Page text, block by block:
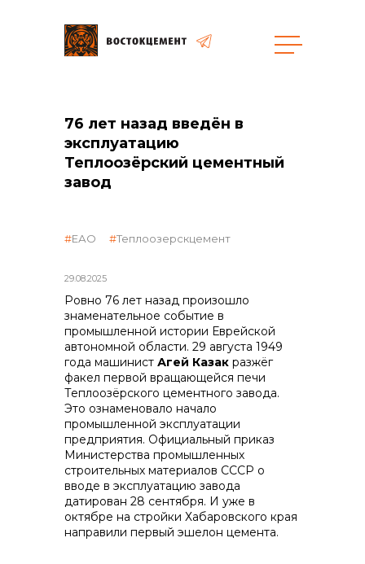
Закупки
общая информация
объявленные закупки
реализация неликвидов
контакты отдела закупок
76 лет назад введён в
эксплуатацию
Теплоозёрский цементный
завод
29.08.2025
ЕАО Теплоозерскцемент
Ровно 76 лет назад произошло
знаменательное событие в
промышленной истории Еврейской
автономной области. 29 августа 1949
года машинист Агей Казак разжёг
факел первой вращающейся печи
Теплоозёрского цементного завода.
Это ознаменовало начало
промышленной эксплуатации
предприятия. Официальный приказ
Министерства промышленных
строительных материалов СССР о
вводе в эксплуатацию завода
датирован 28 сентября. И уже в
октябре на стройки Хабаровского края
направили первый эшелон цемента.